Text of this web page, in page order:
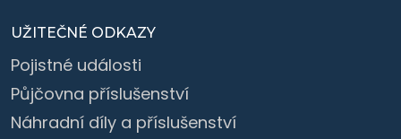
UŽITEČNÉ ODKAZY
Pojistné události
Půjčovna příslušenství
Náhradní díly a příslušenství